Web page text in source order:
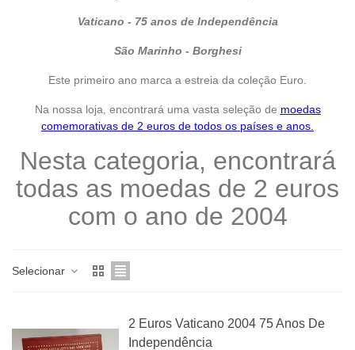
Vaticano - 75 anos de Independência
São Marinho - Borghesi
Este primeiro ano marca a estreia da coleção Euro.
Na nossa loja, encontrará uma vasta seleção de moedas
comemorativas de 2 euros de todos os países e anos
Nesta categoria, encontrará
todas as moedas de 2 euros
com o ano de 2004
Selecionar
2 Euros Vaticano 2004 75 Anos De
Independência